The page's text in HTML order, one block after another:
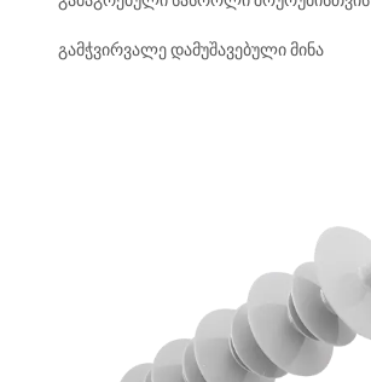
გამჭვირვალე დამუშავებული მინა